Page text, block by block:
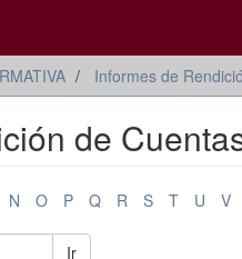
Informes de
de
N O P Q R S T U V
Ir